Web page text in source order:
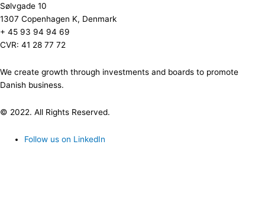
Sølvgade 10
1307 Copenhagen K, Denmark
+ 45 93 94 94 69
CVR: 41 28 77 72
We create growth through investments and boards to promote
Danish business.
© 2022. All Rights Reserved.
Follow us on LinkedIn